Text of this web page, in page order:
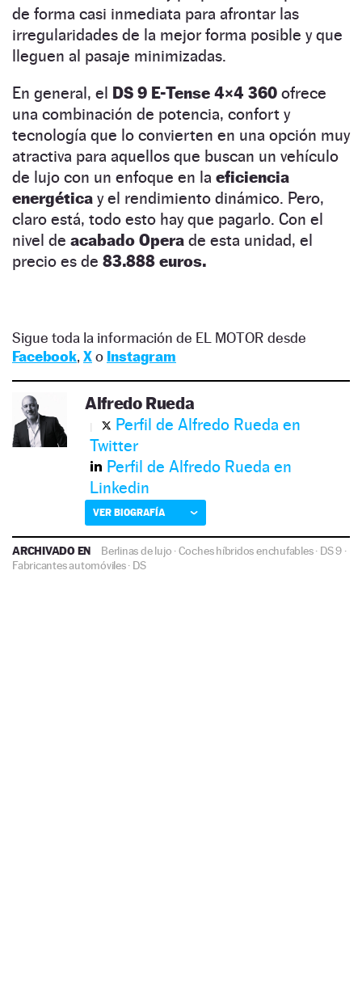
de forma casi inmediata para afrontar las
irregularidades de la mejor forma posible y que
lleguen al pasaje minimizadas.
En general, el DS 9 E-Tense 4×4 360 ofrece
una combinación de potencia, confort y
tecnología que lo convierten en una opción muy
atractiva para aquellos que buscan un vehículo
de lujo con un enfoque en la eficiencia
energética y el rendimiento dinámico. Pero,
claro está, todo esto hay que pagarlo. Con el
nivel de acabado Opera de esta unidad, el
precio es de 83.888 euros.
Sigue toda la información de EL MOTOR desde
Facebook, Xo Instagram
Alfredo Rueda
Perfil de Alfredo Rueda en
Twitter
Perfil de Alfredo Rueda en
Linkedin
VER BIOGRAFÍA
ARCHIVADO EN Berlinas de lujo ·Coches híbridos enchufables· DS 9·
Fabricantes automóviles· DS